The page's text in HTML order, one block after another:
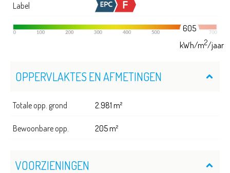
Label
605
kWh/m2/jaar
OPPERVLAKTES EN AFMETINGEN
Totale opp. grond 2.981 m²
Bewoonbare opp. 205 m²
VOORZIENINGEN